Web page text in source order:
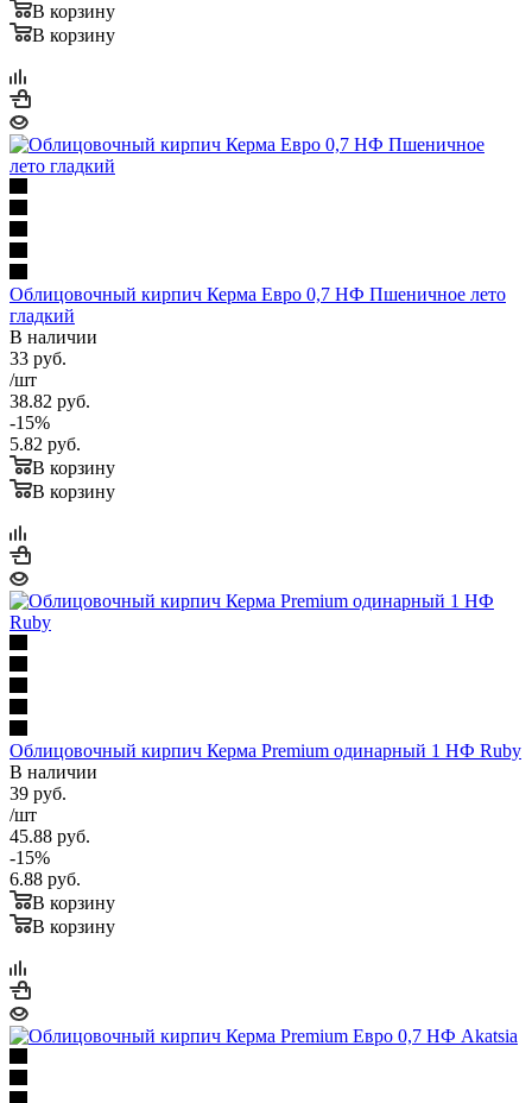
В корзину
В корзину
Облицовочный кирпич Керма Евро 0,7 НФ Пшеничное лето
гладкий
В наличии
33 руб.
/шт
38.82 руб.
-15%
5.82 руб.
В корзину
В корзину
Облицовочный кирпич Керма Premium одинарный 1 НФ Ruby
В наличии
39 руб.
/шт
45.88 руб.
-15%
6.88 руб.
В корзину
В корзину